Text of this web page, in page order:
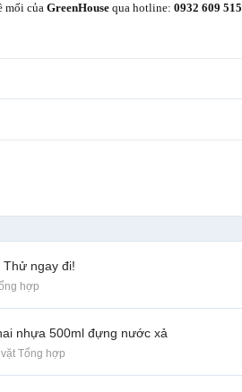
mối của GreenHouse qua hotline: 0932 609 515
ngay đi!
hợp
nhựa 500ml đựng nước xả
Tổng hợp